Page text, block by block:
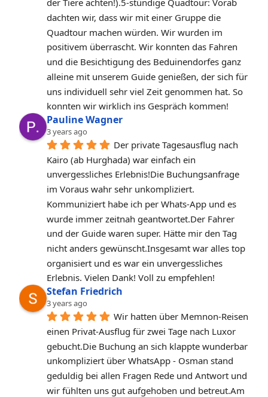
der Tiere achten!).5-stündige Quadtour: Vorab
dachten wir, dass wir mit einer Gruppe die
Quadtour machen würden. Wir wurden im
positivem überrascht. Wir konnten das Fahren
und die Besichtigung des Beduinendorfes ganz
alleine mit unserem Guide genießen, der sich für
uns individuell sehr viel Zeit genommen hat. So
konnten wir wirklich ins Gespräch kommen!
Pauline Wagner
3 years ago
Der private Tagesausflug nach
Kairo (ab Hurghada) war einfach ein
unvergessliches Erlebnis!Die Buchungsanfrage
im Voraus wahr sehr unkompliziert.
Kommuniziert habe ich per Whats-App und es
wurde immer zeitnah geantwortet.Der Fahrer
und der Guide waren super. Hätte mir den Tag
nicht anders gewünscht.Insgesamt war alles top
organisiert und es war ein unvergessliches
Erlebnis. Vielen Dank! Voll zu empfehlen!
Stefan Friedrich
3 years ago
Wir hatten über Memnon-Reisen
einen Privat-Ausflug für zwei Tage nach Luxor
gebucht.Die Buchung an sich klappte wunderbar
unkompliziert über WhatsApp - Osman stand
geduldig bei allen Fragen Rede und Antwort und
wir fühlten uns gut aufgehoben und betreut.Am